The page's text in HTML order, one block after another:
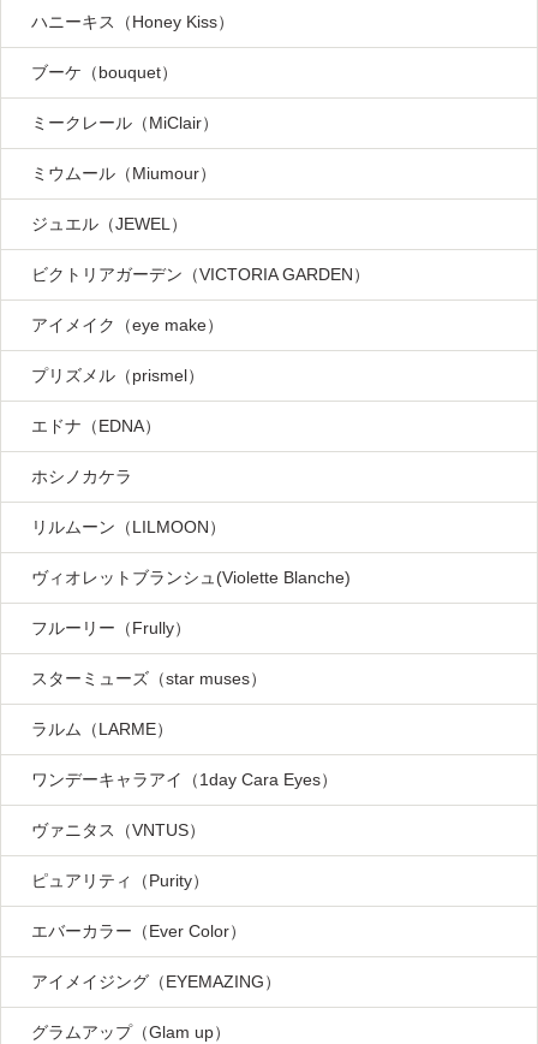
ハニーキス（Honey Kiss）
ブーケ（bouquet）
ミークレール（MiClair）
ミウムール（Miumour）
ジュエル（JEWEL）
ビクトリアガーデン（VICTORIA GARDEN）
アイメイク（eye make）
プリズメル（prismel）
エドナ（EDNA）
ホシノカケラ
リルムーン（LILMOON）
ヴィオレットブランシュ(Violette Blanche)
フルーリー（Frully）
スターミューズ（star muses）
ラルム（LARME）
ワンデーキャラアイ（1day Cara Eyes）
ヴァニタス（VNTUS）
ピュアリティ（Purity）
エバーカラー（Ever Color）
アイメイジング（EYEMAZING）
グラムアップ（Glam up）